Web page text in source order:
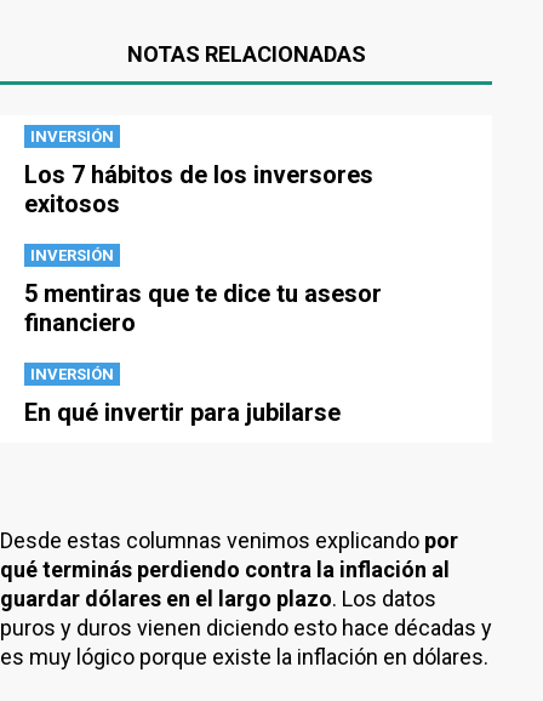
NOTAS RELACIONADAS
INVERSIÓN
Los 7 hábitos de los inversores
exitosos
INVERSIÓN
5 mentiras que te dice tu asesor
financiero
INVERSIÓN
En qué invertir para jubilarse
Desde estas columnas venimos explicando por
qué terminás perdiendo contra la inflación al
guardar dólares en el largo plazo. Los datos
puros y duros vienen diciendo esto hace décadas y
es muy lógico porque existe la inflación en dólares.